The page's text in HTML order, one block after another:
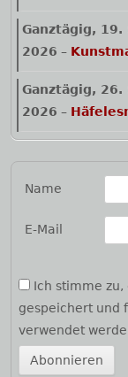
Ganztägig, 19.
2026 –
Ganztägig, 26.
2026 –
Name
E-Mail
Ich stimme
gespeichert und
verwendet